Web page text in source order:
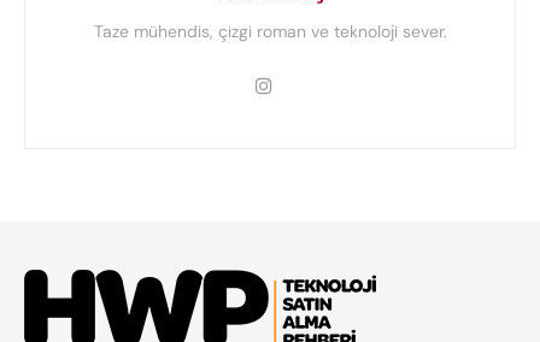
Taze mühendis, çizgi roman ve teknoloji sever.